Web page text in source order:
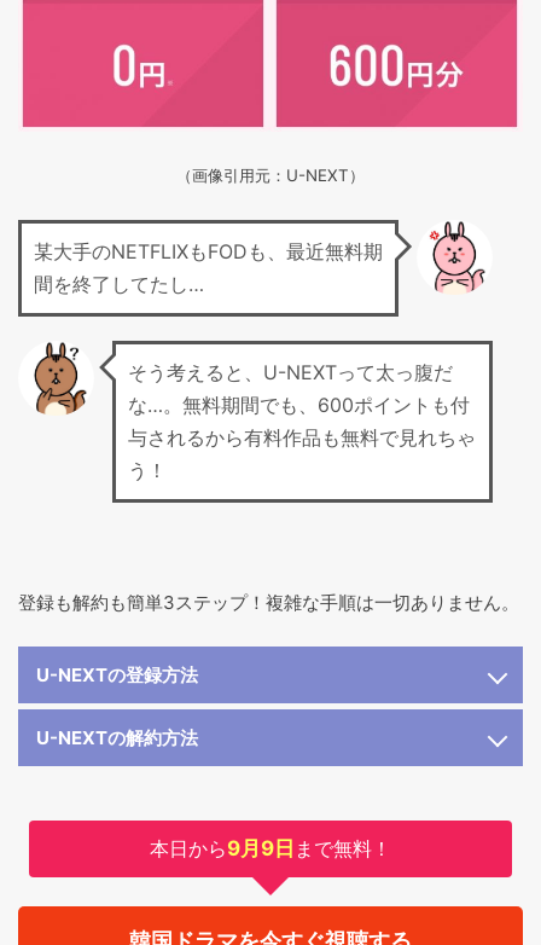
（画像引用元：U-NEXT）
某大手のNETFLIXもFODも、最近無料期
間を終了してたし…
そう考えると、U-NEXTって太っ腹だ
な…。無料期間でも、600ポイントも付
与されるから有料作品も無料で見れちゃ
う！
登録も解約も簡単3ステップ！複雑な手順は一切ありません。
U-NEXTの登録方法
U-NEXTの解約方法
本日から9月9日 まで無料！